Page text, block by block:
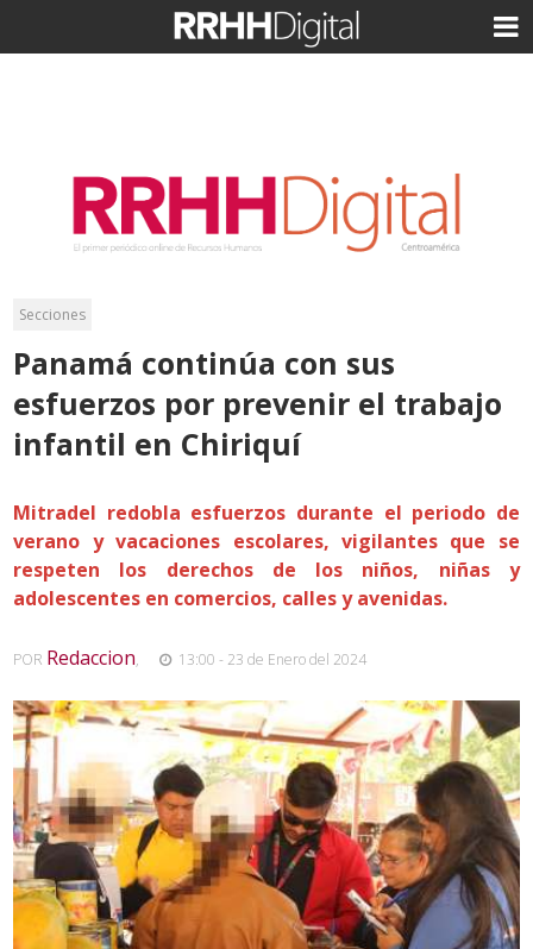
Secciones
Panamá continúa con sus
esfuerzos por prevenir el trabajo
infantil en Chiriquí
Mitradel redobla esfuerzos durante el periodo de
verano y vacaciones escolares, vigilantes que se
respeten los derechos de los niños, niñas y
adolescentes en comercios, calles y avenidas.
POR Redaccion, 13:00 - 23 de Enero del 2024